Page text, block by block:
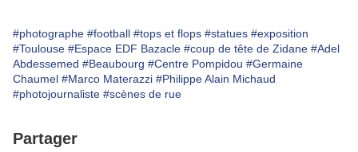
#photographe #football #tops et flops #statues #exposition
#Toulouse #Espace EDF Bazacle #coup de tête de Zidane #Adel
Abdessemed #Beaubourg #Centre Pompidou #Germaine
Chaumel #Marco Materazzi #Philippe Alain Michaud
#photojournaliste #scènes de rue
Partager